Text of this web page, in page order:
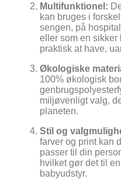
Multifunktionel:
kan bruges i
sengen, på
eller som en sikker
praktisk at have,
Økologiske
100% økologisk
miljøvenligt valg,
planeten.
Stil og
farver og print kan
passer til din
hvilket gør det til
babyudstyr.